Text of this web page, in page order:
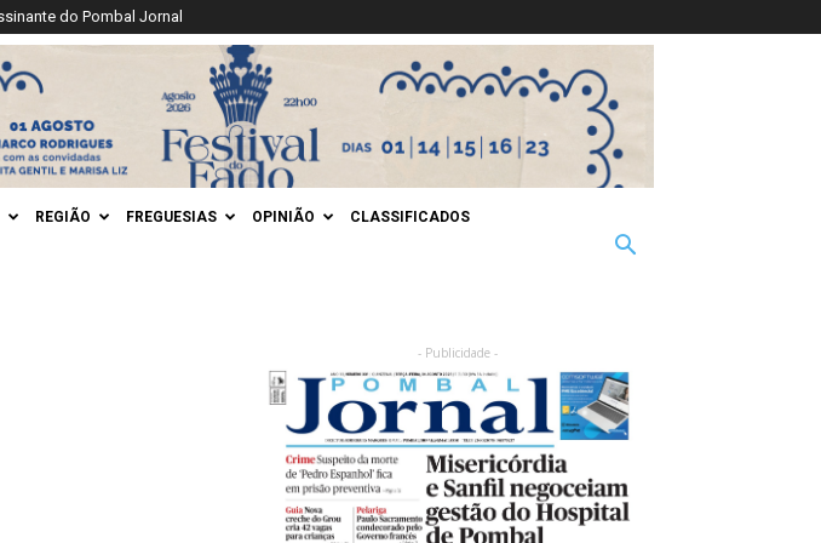
do Pombal Jornal
REGIÃO FREGUESIAS OPINIÃO CLASSIFICADOS
- Publicidade -